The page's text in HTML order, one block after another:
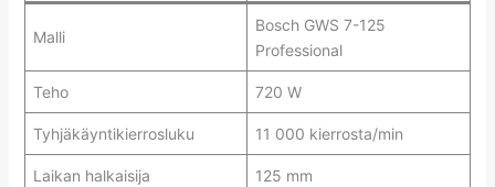
Malli
Bosch GWS 7-125
Professional
Teho 720 W
Tyhjäkäyntikierrosluku 11 000 kierrosta/min
Laikan halkaisija 125 mm